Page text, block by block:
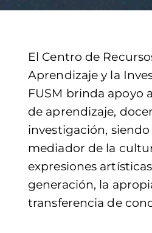
El Centro de
Aprendizaje y la
FUSM brinda apoyo
de aprendizaje,
investigación,
mediador de la
expresiones
generación, la
transferencia de